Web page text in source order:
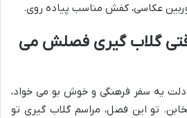
عکاسی، کفش مناسب پیاده روی.
گلاب گیری فصلش می
دلت یه سفر فرهنگی و خوش بو می خواد،
تو این فصل، مراسم گلاب گیری تو